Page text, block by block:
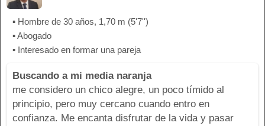
▪ Hombre de 30 años, 1,70 m (5'7'')
▪ Abogado
▪ Interesado en formar una pareja
Buscando a mi media naranja
me considero un chico alegre, un poco tímido al
principio, pero muy cercano cuando entro en
confianza. Me encanta disfrutar de la vida y pasar